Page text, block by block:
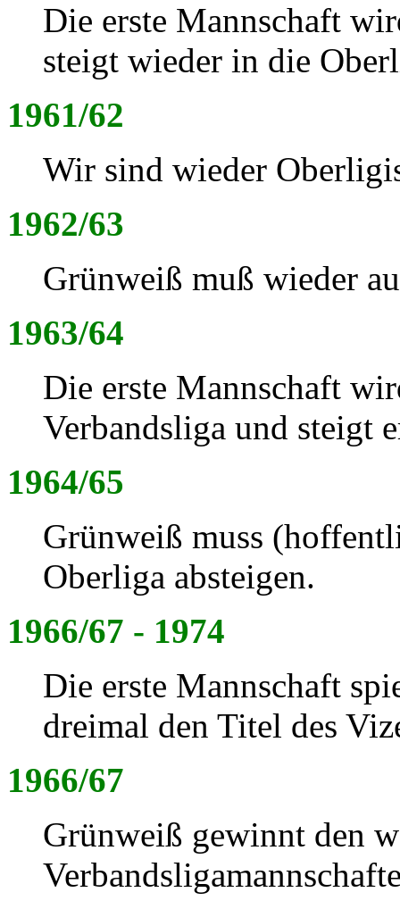
Die erste Mannschaft
steigt wieder in die
1961/62
Wir sind wieder
1962/63
Grünweiß muß wieder
1963/64
Die erste Mannschaft
Verbandsliga und steigt
1964/65
Grünweiß muss
Oberliga absteigen.
1966/67 - 1974
Die erste Mannschaft
dreimal den Titel des
1966/67
Grünweiß gewinnt den